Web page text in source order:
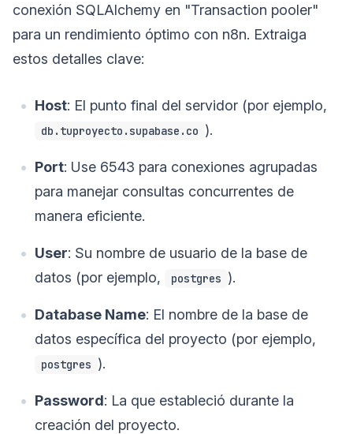
conexión SQLAlchemy en "Transaction pooler"
para un rendimiento óptimo con n8n. Extraiga
estos detalles clave:
Host: El punto final del servidor (por ejemplo,
db.tuproyecto.supabase.co ).
Port: Use 6543 para conexiones agrupadas
para manejar consultas concurrentes de
manera eficiente.
User: Su nombre de usuario de la base de
datos (por ejemplo,
postgres ).
Database Name: El nombre de la base de
datos específica del proyecto (por ejemplo,
postgres ).
Password: La que estableció durante la
creación del proyecto.